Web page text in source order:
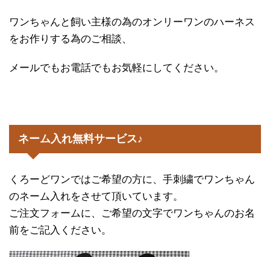
ワンちゃんと飼い主様の為のオンリーワンのハーネス
をお作りする為のご相談、
メールでもお電話でもお気軽にしてください。
ネーム入れ無料サービス♪
くろーどワンではご希望の方に、手刺繍でワンちゃん
のネーム入れをさせて頂いています。
ご注文フォームに、ご希望の文字でワンちゃんのお名
前をご記入ください。